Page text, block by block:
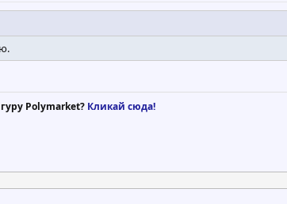
Polymarket? Кликай сюда!